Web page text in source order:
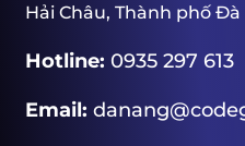
Hải Châu, Thành phố
Hotline: 0935 297 613
Email: